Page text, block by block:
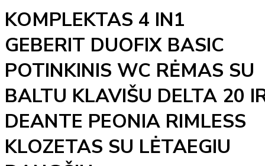
KOMPLEKTAS 4 IN1
GEBERIT DUOFIX BASIC
POTINKINIS WC RĖMAS SU
BALTU KLAVIŠU DELTA 20
DEANTE PEONIA RIMLESS
KLOZETAS SU LĖTAEGIU